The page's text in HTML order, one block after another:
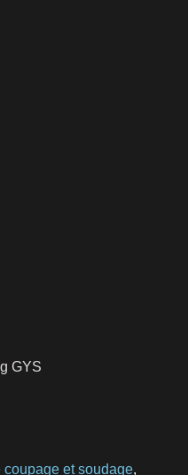
GYS
coupage et soudage